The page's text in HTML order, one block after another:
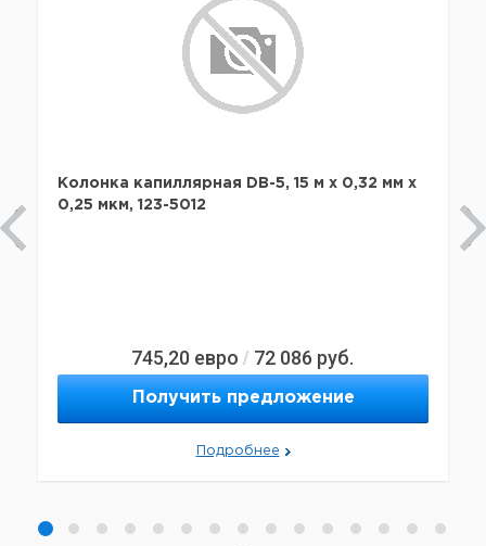
Колонка капиллярная DB-5, 15 м x 0,32 мм х
0,25 мкм, 123-5012
745,20 евро / 72 086 руб.
Получить предложение
Подробнее